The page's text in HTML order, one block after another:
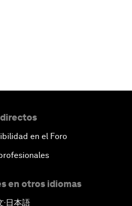
en el Foro
en otros idiomas
▪ 日本語